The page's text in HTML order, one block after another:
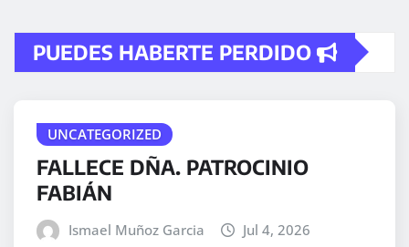
PUEDES HABERTE PERDIDO
UNCATEGORIZED
FALLECE DÑA. PATROCINIO
FABIÁN
Ismael Muñoz Garcia Jul 4, 2026